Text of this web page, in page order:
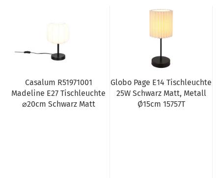
Casalum R51971001
Madeline E27 Tischleuchte
⌀20cm Schwarz Matt
Globo Page E14 Tischleuchte
25W Schwarz Matt, Metall
Ø15cm 15757T